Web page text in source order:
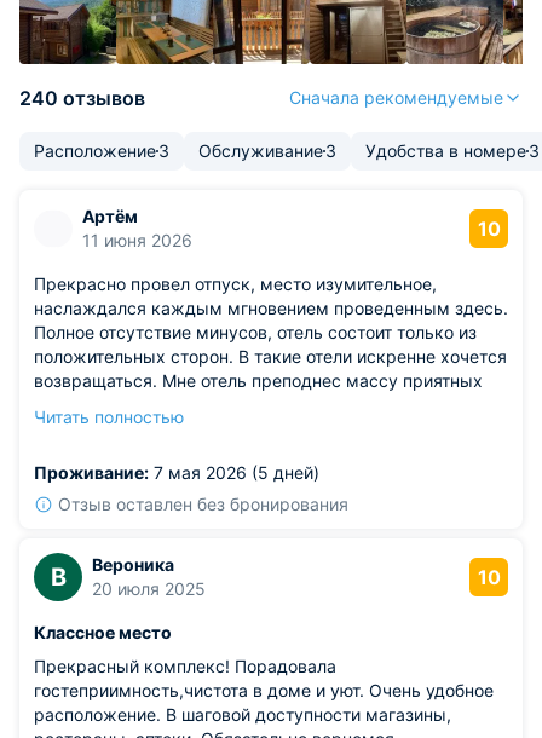
240 отзывов Сначала рекомендуемые
Расположение3 Обслуживание3 Удобства в номере3
Артём
11 июня 2026
10
Прекрасно провел отпуск, место изумительное,
наслаждался каждым мгновением проведенным здесь.
Полное отсутствие минусов, отель состоит только из
положительных сторон. В такие отели искренне хочется
возвращаться. Мне отель преподнес массу приятных
Погружаешься в особую атмосферу, совершенно
Читать полностью
Проживание: 7 мая 2026 (5 дней)
Отзыв оставлен без бронирования
В
Вероника
20 июля 2025
10
Классное место
Прекрасный комплекс! Порадовала
гостеприимность,чистота в доме и уют. Очень удобное
расположение. В шаговой доступности магазины,